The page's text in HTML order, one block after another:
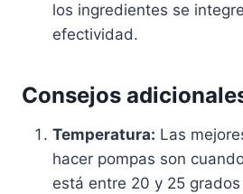
los ingredientes se
efectividad.
Consejos
Temperatura: Las
hacer pompas son
está entre 20 y 25 grados